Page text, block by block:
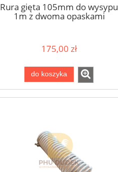
Rura gięta 105mm do wysypu
1m z dwoma opaskami
175,00 zł
do koszyka